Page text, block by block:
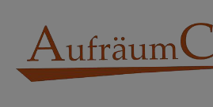
springen